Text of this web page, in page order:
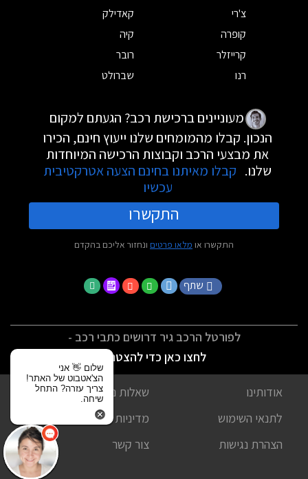
צ'רי
קאדילק
קופרה
קיה
קרייזלר
רובר
רנו
שברולט
מעוניינים ברכישת רכב? הגעתם למקום
הנכון. קבלו מהמומחים שלנו ייעוץ חינם, הכירו
את מבצעי הרכב וקבוצות הרכישה המיוחדות
שלנו. קבלו מאיתנו בחינם הצעה אטרקטיבית
עכשיו
התקשרו
התקשרו או מלאו פרטים ונחזור אליכם בהקדם
שתף
לפורטל הרכב גיר דרושים כתבי רכב -
לחצו כאן כדי להצטרף
אודותינו
שאלות נפוצות
לתנאי השימוש
מדיניות פרטיות
הצהרת נגישות
צור קשר
שלום 👋 אני
הצ'אטבוט של האתר!
צריך עזרה? התחל
שיחה.